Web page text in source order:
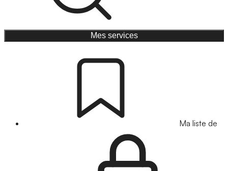
Mes services
Ma liste de